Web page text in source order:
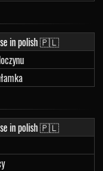
in polish 🇵🇱
in polish 🇵🇱